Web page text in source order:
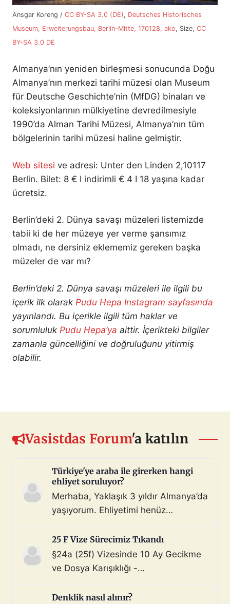
Ansgar Koreng / CC BY-SA 3.0 (DE), Deutsches Historisches
Museum, Erweiterungsbau, Berlin-Mitte, 170128, ako, Size, CC
BY-SA 3.0 DE
Almanya’nın yeniden birleşmesi sonucunda Doğu
Almanya’nın merkezi tarihi müzesi olan Museum
für Deutsche Geschichte’nin (MfDG) binaları ve
koleksiyonlarının mülkiyetine devredilmesiyle
1990’da Alman Tarihi Müzesi, Almanya’nın tüm
bölgelerinin tarihi müzesi haline gelmiştir.
Web sitesi ve adresi: Unter den Linden 2,10117
Berlin. Bilet: 8 € I indirimli € 4 I 18 yaşına kadar
ücretsiz.
Berlin’deki 2. Dünya savaşı müzeleri listemizde
tabii ki de her müzeye yer verme şansımız
olmadı, ne dersiniz eklememiz gereken başka
müzeler de var mı?
Berlin’deki 2. Dünya savaşı müzeleri ile ilgili bu
içerik ilk olarak Pudu Hepa Instagram sayfasında
yayınlandı. Bu içerikle ilgili tüm haklar ve
sorumluluk Pudu Hepa’ya aittir. İçerikteki bilgiler
zamanla güncelliğini ve doğruluğunu yitirmiş
olabilir.
Vasistdas Forum'a katılın
Türkiye'ye araba ile girerken hangi
ehliyet soruluyor?
Merhaba, Yaklaşık 3 yıldır Almanya’da
yaşıyorum. Ehliyetimi henüz
çoktan halletmem gerekiyordu ama
maalesef yapmadım). Diyelim ki bir
araç satın aldım ve gerekli tüm
ehliyeti olan biri aracı kullanarak beni
25 F Vize Sürecimiz Tıkandı
§24a (25f) Vizesinde 10 Ay Gecikme
ve Dosya Karışıklığı -
Merhaba, §24a BeschV (Profesyonel
Denklik nasıl alınır?